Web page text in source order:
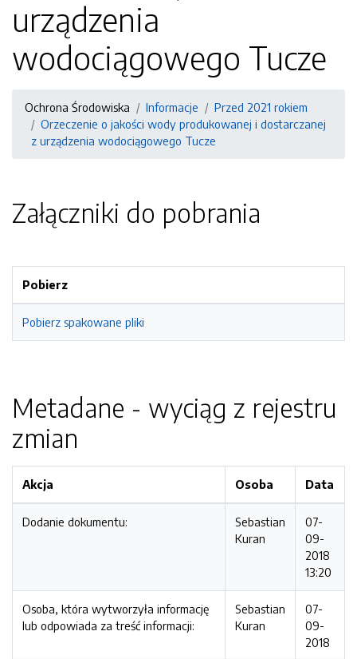
urządzenia
wodociągowego Tucze
Ochrona Środowiska Informacje
Przed 2021 rokiem
Orzeczenie o jakości wody produkowanej i dostarczanej
z urządzenia wodociągowego Tucze
Załączniki do pobrania
Pobierz
Pobierz spakowane pliki
Metadane - wyciąg z rejestru
zmian
Akcja Osoba Data
Dodanie dokumentu:
Sebastian
Kuran
07-
09-
2018
13:20
Osoba, która wytworzyła informację
lub odpowiada za treść informacji:
Sebastian
Kuran
07-
09-
2018